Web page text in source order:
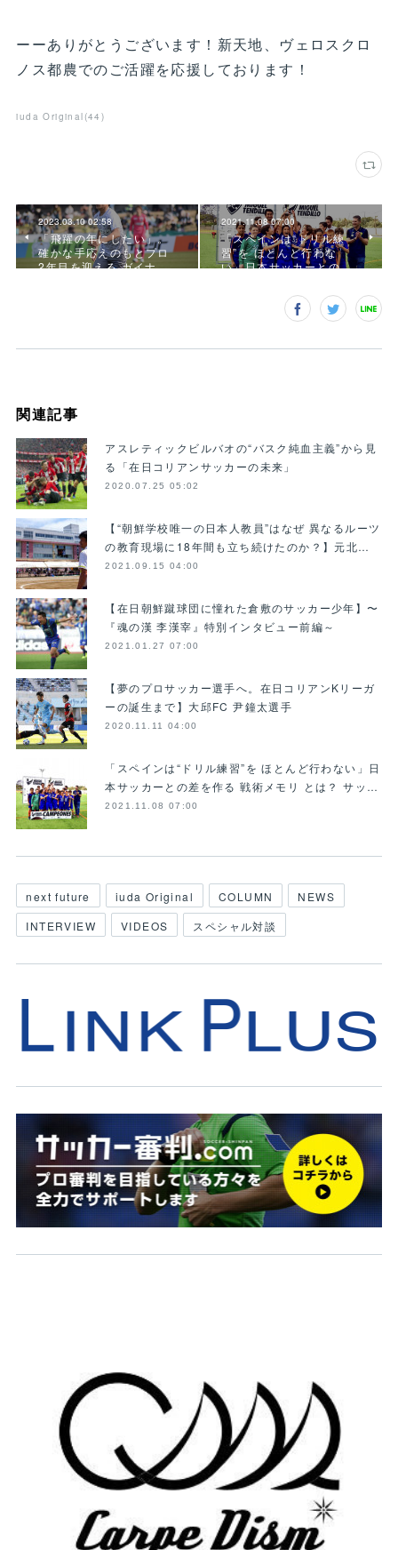
ーーありがとうございます！新天地、ヴェロスクロ
ノス都農でのご活躍を応援しております！
iuda Original (44 )
2023.03.10 02:58
「飛躍の年にしたい」。
確かな手応えのもとプロ
2年目を迎える ガイナ…
2021.11.08 07:00
「スペインは“ドリル練
習”を ほとんど行わな
い」日本サッカーとの…
関連記事
アスレティックビルバオの“バスク純血主義”から見
る「在日コリアンサッカーの未来」
2020.07.25 05:02
【“朝鮮学校唯一の日本人教員”はなぜ 異なるルーツ
の教育現場に18年間も立ち続けたのか？】元北…
2021.09.15 04:00
【在日朝鮮蹴球団に憧れた倉敷のサッカー少年】〜
『魂の漢 李漢宰』特別インタビュー前編～
2021.01.27 07:00
【夢のプロサッカー選手へ。在日コリアンKリーガ
ーの誕生まで】大邱FC 尹鐘太選手
2020.11.11 04:00
「スペインは“ドリル練習”を ほとんど行わない」日
本サッカーとの差を作る 戦術メモリ とは？ サッ…
2021.11.08 07:00
next future iuda Original COLUMN
NEWS
INTERVIEW
VIDEOS スペシャル対談